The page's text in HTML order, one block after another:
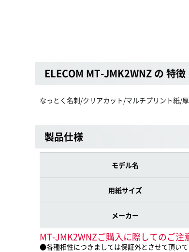
ELECOM MT-JMK2WNZ の 特徴
なっとく名刺/クリアカット/マルチプリント紙/
製品仕様
モデル名
用紙サイズ
メーカー
MT-JMK2WNZご購入に際してのご注
●各種相性につきましては保証外とさせて頂いて